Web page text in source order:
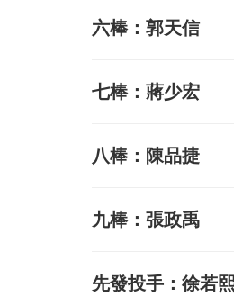
六棒：郭天信
七棒：蔣少宏
八棒：陳品捷
九棒：張政禹
先發投手：徐若